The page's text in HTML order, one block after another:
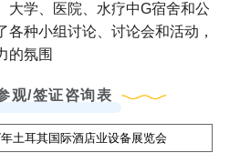
大学、医院、水疗中G宿舍和公
各种小组讨论、讨论会和活动，
的氛围
观/签证咨询表